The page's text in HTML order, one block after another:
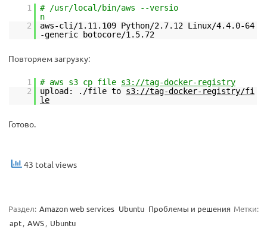
1
# /usr/local/bin/aws --versio
2
aws-cli/1.11.109 Python/2.7.12 Linux/4.4.0-64
-generic botocore/1.5.72
Повторяем загрузку:
1 # aws s3 cp file s3://tag-docker-registry
2
upload: ./file to s3://tag-docker-registry/fi
le
Готово.
43 total views
Раздел: Amazon web services Ubuntu Проблемы и решения Метки:
apt, AWS, Ubuntu